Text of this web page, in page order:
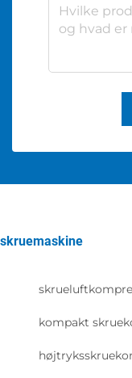
skruemaskine
kompakt